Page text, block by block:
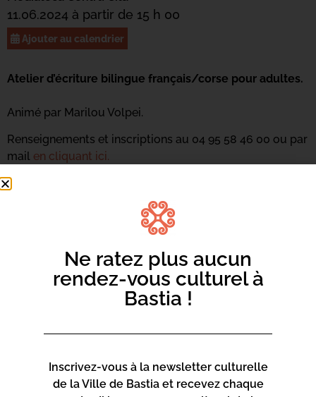
11.06.2024 à partir de 15 h 00
Ajouter au calendrier
Atelier d’écriture bilingue français/corse pour adultes.
Animé par Marilou Volpei.
Renseignements et inscriptions au 04 95 58 46 00 ou par
mail en cliquant ici.
Ne ratez plus aucun
rendez-vous culturel à
Bastia !
Inscrivez-vous à la newsletter culturelle
de la Ville de Bastia et recevez chaque